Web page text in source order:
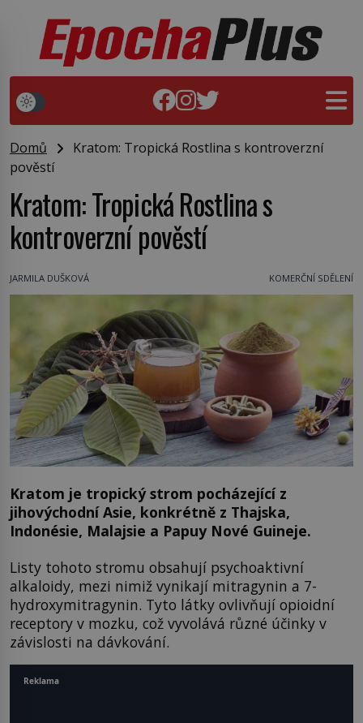
Domů
Kratom: Tropická Rostlina s kontroverzní
pověstí
Kratom: Tropická Rostlina s
kontroverzní pověstí
JARMILA DUŠKOVÁ KOMERČNÍ SDĚLENÍ
Kratom je tropický strom pocházející z
jihovýchodní Asie, konkrétně z Thajska,
Indonésie, Malajsie a Papuy Nové Guineje.
Listy tohoto stromu obsahují psychoaktivní
alkaloidy, mezi nimiž vynikají mitragynin a 7-
hydroxymitragynin. Tyto látky ovlivňují opioidní
receptory v mozku, což vyvolává různé účinky v
závislosti na dávkování.
Reklama